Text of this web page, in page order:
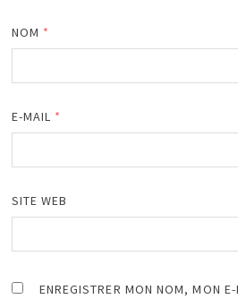
NOM *
E-MAIL *
SITE WEB
ENREGISTRER MON NOM, MON